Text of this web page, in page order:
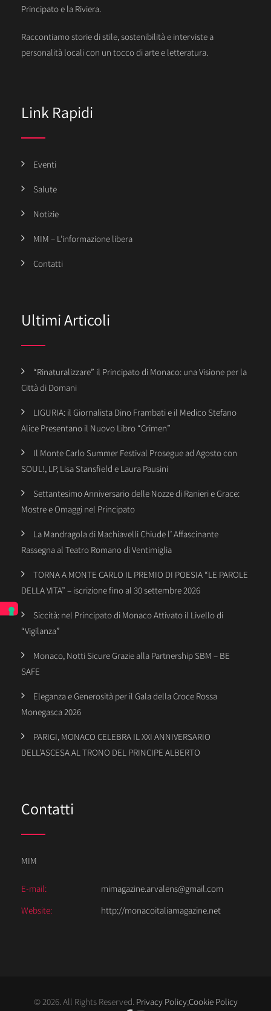
Principato e la Riviera.
Raccontiamo storie di stile, sostenibilità e interviste a
personalità locali con un tocco di arte e letteratura.
Link Rapidi
Eventi
Salute
Notizie
MIM – L’informazione libera
Contatti
Ultimi Articoli
“Rinaturalizzare” il Principato di Monaco: una Visione per la
Città di Domani
LIGURIA: il Giornalista Dino Frambati e il Medico Stefano
Alice Presentano il Nuovo Libro “Crimen”
Il Monte Carlo Summer Festival Prosegue ad Agosto con
SOUL!, LP, Lisa Stansfield e Laura Pausini
Settantesimo Anniversario delle Nozze di Ranieri e Grace:
Mostre e Omaggi nel Principato
La Mandragola di Machiavelli Chiude l’ Affascinante
Rassegna al Teatro Romano di Ventimiglia
TORNA A MONTE CARLO IL PREMIO DI POESIA “LE PAROLE
DELLA VITA” – iscrizione fino al 30 settembre 2026
Siccità: nel Principato di Monaco Attivato il Livello di
“Vigilanza”
Monaco, Notti Sicure Grazie alla Partnership SBM – BE
SAFE
Eleganza e Generosità per il Gala della Croce Rossa
Monegasca 2026
PARIGI, MONACO CELEBRA IL XXI ANNIVERSARIO
DELL’ASCESA AL TRONO DEL PRINCIPE ALBERTO
Contatti
MIM
E-mail:
mimagazine.arvalens@gmail.com
Website:
http://monacoitaliamagazine.net
© 2026. All Rights Reserved. Privacy Policy;Cookie Policy